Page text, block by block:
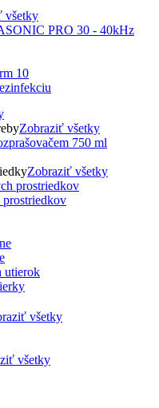
všetky
Zobraziť všetky
Zobraziť všetky
všetky
všetky